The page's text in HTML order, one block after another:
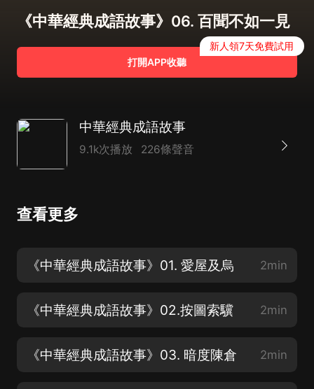
《中華經典成語故事》06. 百聞不如一見
打開APP收聽
新人領7天免費試用
中華經典成語故事
9.1k次播放 226條聲音
查看更多
《中華經典成語故事》01. 愛屋及烏 2min
《中華經典成語故事》02.按圖索驥 2min
《中華經典成語故事》03. 暗度陳倉 2min